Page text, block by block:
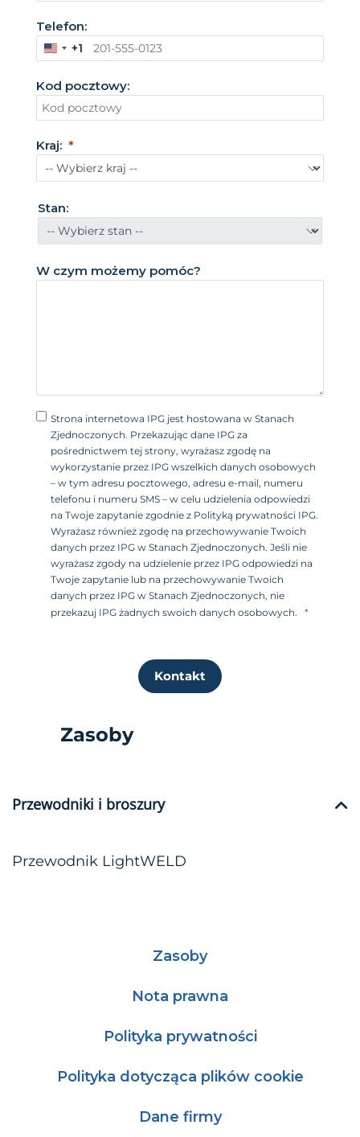
Telefon:
S
a
n
Z
j
d
n
c
+1
Kod pocztowy:
Kraj:
Stan:
W czym możemy pomóc?
Strona internetowa IPG jest hostowana w Stanach
Zjednoczonych. Przekazując dane IPG za
pośrednictwem tej strony, wyrażasz zgodę na
wykorzystanie przez IPG wszelkich danych osobowych
– w tym adresu pocztowego, adresu e-mail, numeru
telefonu i numeru SMS – w celu udzielenia odpowiedzi
na Twoje zapytanie zgodnie z Polityką prywatności IPG.
Wyrażasz również zgodę na przechowywanie Twoich
danych przez IPG w Stanach Zjednoczonych. Jeśli nie
wyrażasz zgody na udzielenie przez IPG odpowiedzi na
Twoje zapytanie lub na przechowywanie Twoich
danych przez IPG w Stanach Zjednoczonych, nie
przekazuj IPG żadnych swoich danych osobowych.
Kontakt
Zasoby
Przewodniki i broszury
Przewodnik LightWELD
Zasoby
Nota prawna
Polityka prywatności
Polityka dotycząca plików cookie
Dane firmy